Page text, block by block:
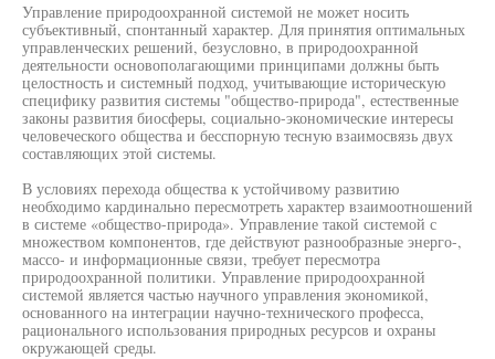
Управление природоохранной системой не может носить
субъективный, спонтанный характер. Для принятия оптимальных
управленческих решений, безусловно, в природоохранной
деятельности основополагающими принципами должны быть
целостность и системный подход, учитывающие историческую
специфику развития системы "общество-природа", естественные
законы развития биосферы, социально-экономические интересы
человеческого общества и бесспорную тесную взаимосвязь двух
составляющих этой системы.
В условиях перехода общества к устойчивому развитию
необходимо кардинально пересмотреть характер взаимоотношений
в системе «общество-природа». Управление такой системой с
множеством компонентов, где действуют разнообразные энерго-,
массо- и информационные связи, требует пересмотра
природоохранной политики. Управление природоохранной
системой является частью научного управления экономикой,
основанного на интеграции научно-технического професса,
рационального использования природных ресурсов и охраны
окружающей среды.